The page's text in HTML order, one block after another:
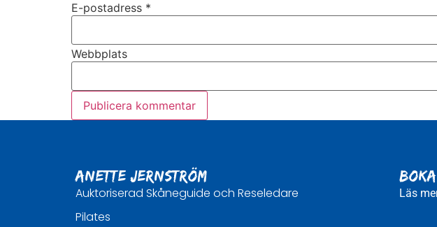
E-postadress *
Webbplats
Anette Jernström
Auktoriserad Skåneguide och Reseledare
Pilates
Läs